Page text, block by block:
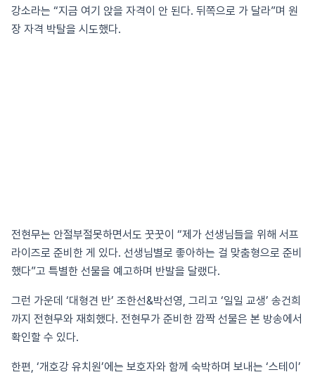
강소라는 “지금 여기 앉을 자격이 안 된다. 뒤쪽으로 가 달라”며 원
장 자격 박탈을 시도했다.
전현무는 안절부절못하면서도 꿋꿋이 “제가 선생님들을 위해 서프
라이즈로 준비한 게 있다. 선생님별로 좋아하는 걸 맞춤형으로 준비
했다”고 특별한 선물을 예고하며 반발을 달랬다.
그런 가운데 ‘대형견 반’ 조한선&박선영, 그리고 ‘일일 교생’ 송건희
까지 전현무와 재회했다. 전현무가 준비한 깜짝 선물은 본 방송에서
확인할 수 있다.
한편, ‘개호강 유치원’에는 보호자와 함께 숙박하며 보내는 ‘스테이’